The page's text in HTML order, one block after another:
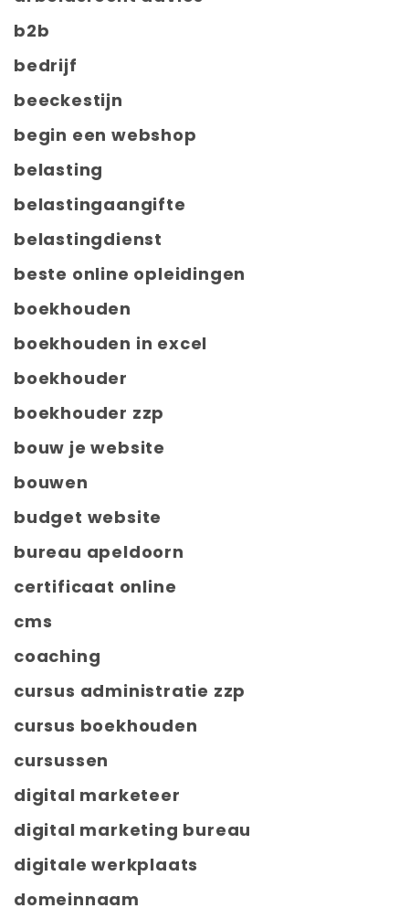
b2b
bedrijf
beeckestijn
begin een webshop
belasting
belastingaangifte
belastingdienst
beste online opleidingen
boekhouden
boekhouden in excel
boekhouder
boekhouder zzp
bouw je website
bouwen
budget website
bureau apeldoorn
certificaat online
cms
coaching
cursus administratie zzp
cursus boekhouden
cursussen
digital marketeer
digital marketing bureau
digitale werkplaats
domeinnaam